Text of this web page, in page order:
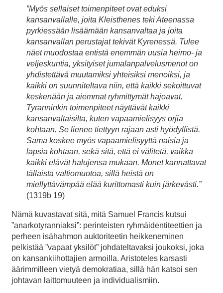
”Myös sellaiset toimenpiteet ovat eduksi
kansanvallalle, joita Kleisthenes teki Ateenassa
pyrkiessään lisäämään kansanvaltaa ja joita
kansanvallan perustajat tekivät Kyrenessä. Tulee
näet muodostaa entistä enemmän uusia heimo- ja
veljeskuntia, yksityiset jumalanpalvelusmenot on
yhdistettävä muutamiksi yhteisiksi menoiksi, ja
kaikki on suunniteltava niin, että kaikki sekoittuvat
keskenään ja aiemmat ryhmittymät hajoavat.
Tyranninkin toimenpiteet näyttävät kaikki
kansanvaltaisilta, kuten vapaamielisyys orjia
kohtaan. Se lienee tiettyyn rajaan asti hyödyllistä.
Sama koskee myös vapaamielisyyttä naisia ja
lapsia kohtaan, sekä sitä, että ei välitetä, vaikka
kaikki elävät halujensa mukaan. Monet kannattavat
tällaista valtiomuotoa, sillä heistä on
miellyttävämpää elää kurittomasti kuin järkevästi.”
(1319b 19)
Nämä kuvastavat sitä, mitä Samuel Francis kutsui
”anarkotyranniaksi”: perinteisten ryhmäidentiteettien ja
perheen isähahmon auktoriteetin heikkeneminen
pelkistää ”vapaat yksilöt” johdateltavaksi joukoksi, joka
on kansankiihottajien armoilla. Aristoteles karsasti
äärimmilleen vietyä demokratiaa, sillä hän katsoi sen
johtavan laittomuuteen ja individualismiin.